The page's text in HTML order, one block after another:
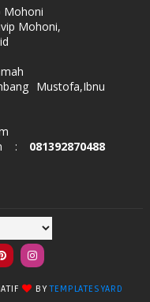
Mohoni
Mohoni,
Mustofa,Ibnu
: 081392870488
BYTEMPLATESYARD